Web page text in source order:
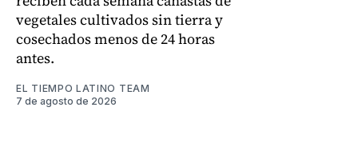
vegetales cultivados sin tierra y
cosechados menos de 24 horas
antes.
EL TIEMPO LATINO TEAM
7 de agosto de 2026